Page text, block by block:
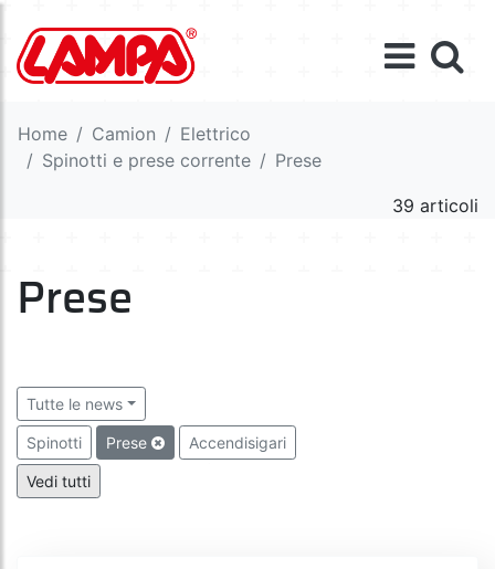
Home Camion
Elettrico
Spinotti e prese corrente
Prese
39 articoli
Prese
Tutte le news
Spinotti Prese Accendisigari
Sistema componibile Ext
Vedi tutti